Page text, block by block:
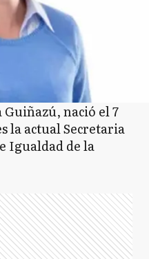
nació el 7
la actual Secretaria
Igualdad de la